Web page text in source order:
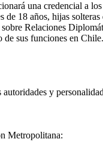
una credencial a
18 años, hijas
Relaciones
sus funciones en Chile.
y
Metropolitana: